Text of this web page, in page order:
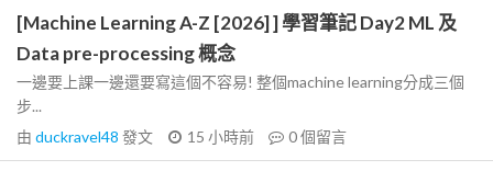
[Machine Learning A-Z [2026] ] 學習筆記 Day2 ML 及
Data pre-processing 概念
一邊要上課一邊還要寫這個不容易! 整個machine learning分成三個
步...
由 duckravel48 發文 15 小時前 0個留言